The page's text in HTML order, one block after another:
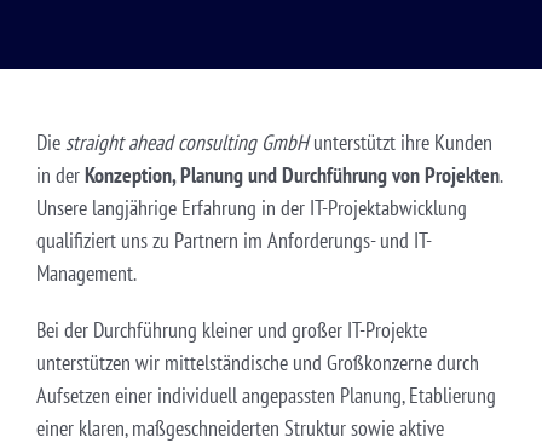
Diestraight ahead consulting GmbHunterstützt ihre Kunden
in derKonzeption, Planung und Durchführung von Projekten.
Unsere langjährige Erfahrung in der IT-Projektabwicklung
qualifiziert uns zu Partnern im Anforderungs- und IT-
Management.
Bei der Durchführung kleiner und großer IT-Projekte
unterstützen wir mittelständische und Großkonzerne durch
Aufsetzen einer individuell angepassten Planung, Etablierung
einer klaren, maßgeschneiderten Struktur sowie aktive